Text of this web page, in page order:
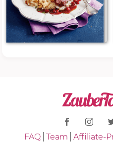
FAQ Team Affiliate-